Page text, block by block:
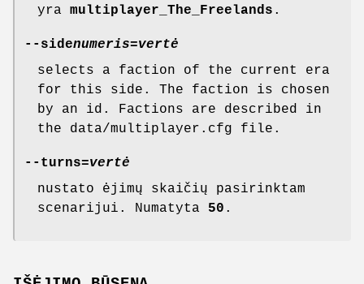
yra multiplayer_The_Freelands .
--sidenumeris=vertė
selects a faction of the current era
for this side. The faction is chosen
by an id. Factions are described in
the data/multiplayer.cfg file.
--turns=vertė
nustato ėjimų skaičių pasirinktam
scenarijui. Numatyta 50 .